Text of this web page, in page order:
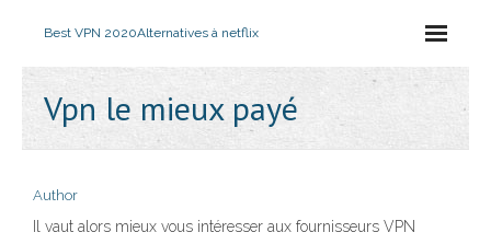
Best VPN 2020Alternatives à netflix
Vpn le mieux payé
Author
Il vaut alors mieux vous intéresser aux fournisseurs VPN